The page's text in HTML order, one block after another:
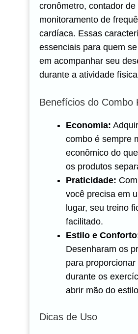
cronômetro, contador
monitoramento de
cardíaca. Essas
essenciais para quem
em acompanhar seu
durante a atividade
Benefícios do Combo
Economia:
combo é sempre
econômico do
os produtos
Praticidade:
você precisa em
lugar, seu treino
facilitado.
Estilo e
Desenharam os
para
durante os
abrir mão do
Dicas de Uso